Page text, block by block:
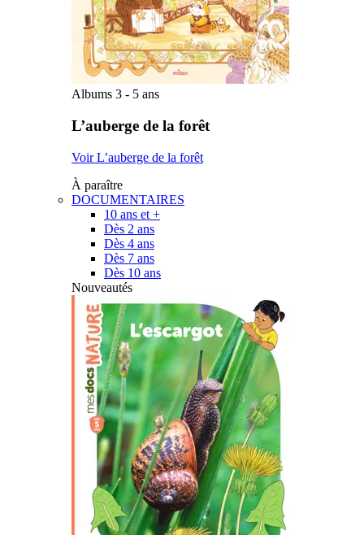
Albums 3 - 5 ans
L’auberge de la forêt
Voir L’auberge de la forêt
À paraître
DOCUMENTAIRES
10 ans et +
Dès 2 ans
Dès 4 ans
Dès 7 ans
Dès 10 ans
Nouveautés